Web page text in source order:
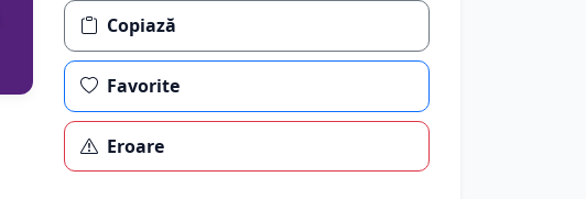
Copiază
Favorite
Eroare